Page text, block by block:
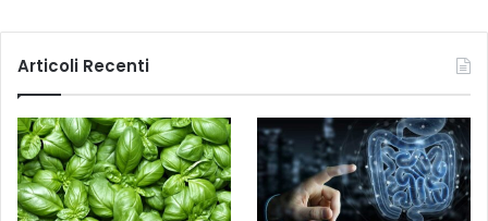
Articoli Recenti